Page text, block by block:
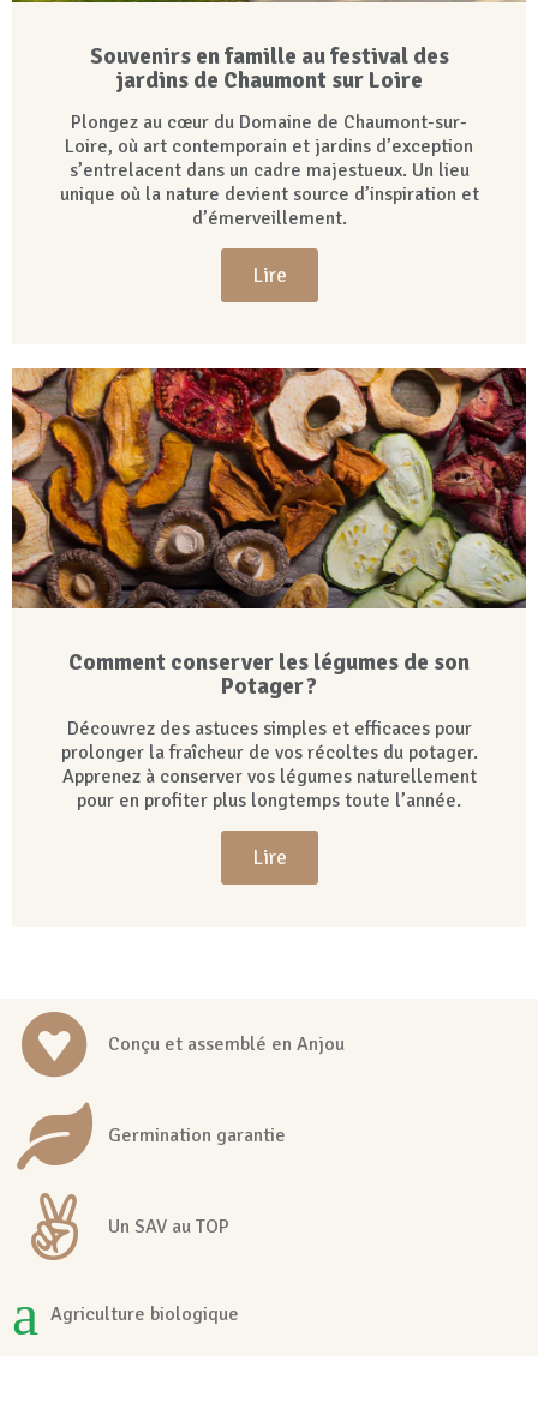
Souvenirs en famille au festival des
jardins de Chaumont sur Loire
Plongez au cœur du Domaine de Chaumont-sur-
Loire, où art contemporain et jardins d’exception
s’entrelacent dans un cadre majestueux. Un lieu
unique où la nature devient source d’inspiration et
d’émerveillement.
Lire
Comment conserver les légumes de son
Potager ?
Découvrez des astuces simples et efficaces pour
prolonger la fraîcheur de vos récoltes du potager.
Apprenez à conserver vos légumes naturellement
pour en profiter plus longtemps toute l’année.
Lire
Conçu et assemblé en Anjou
Germination garantie
Un SAV au TOP
Agriculture biologique